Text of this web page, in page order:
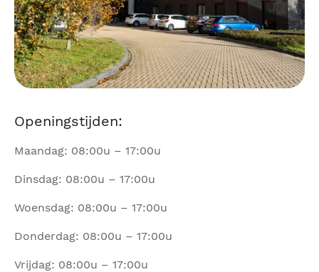
Openingstijden:
Maandag: 08:00u – 17:00u
Dinsdag: 08:00u – 17:00u
Woensdag: 08:00u – 17:00u
Donderdag: 08:00u – 17:00u
Vrijdag: 08:00u – 17:00u